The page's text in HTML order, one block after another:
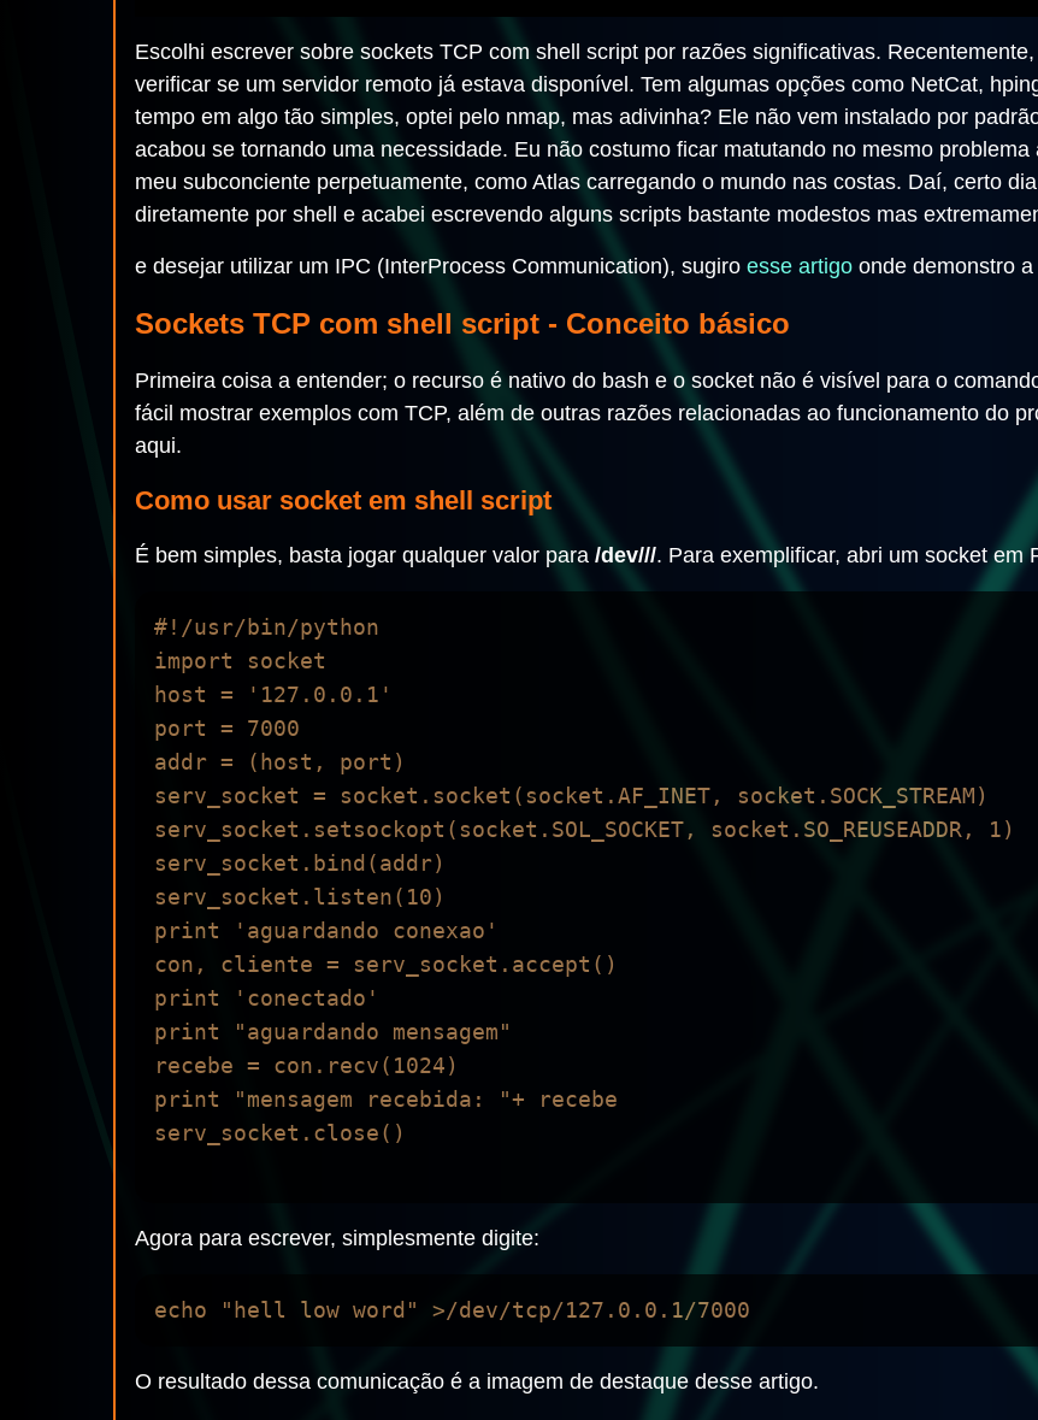
Escolhi escrever sobre sockets TCP com shell script por razões significativas.
verificar se um servidor remoto já estava disponível. Tem algumas opções como NetCat,
tempo em algo tão simples, optei pelo nmap, mas adivinha? Ele não vem instalado por
acabou se tornando uma necessidade. Eu não costumo ficar matutando no mesmo
meu subconciente perpetuamente, como Atlas carregando o mundo nas costas. Daí, certo
diretamente por shell e acabei escrevendo alguns scripts bastante modestos mas
e desejar utilizar um IPC (InterProcess Communication), sugiro esse artigo onde demonstro
Sockets TCP com shell script - Conceito básico
Primeira coisa a entender; o recurso é nativo do bash e o socket não é visível para o
fácil mostrar exemplos com TCP, além de outras razões relacionadas ao funcionamento do
aqui.
Como usar socket em shell script
É bem simples, basta jogar qualquer valor para /dev///. Para exemplificar, abri um socket em
#!/usr/bin/python
import socket
host = '127.0.0.1'
port = 7000
addr = (host, port)
serv_socket = socket.socket(socket.AF_INET, socket.SOCK_STREAM)
serv_socket.setsockopt(socket.SOL_SOCKET, socket.SO_REUSEADDR, 1)
serv_socket.bind(addr)
serv_socket.listen(10)
print 'aguardando conexao'
con, cliente = serv_socket.accept()
print 'conectado'
print "aguardando mensagem"
recebe = con.recv(1024)
print "mensagem recebida: "+ recebe
serv_socket.close()
Agora para escrever, simplesmente digite:
O resultado dessa comunicação é a imagem de destaque desse artigo.